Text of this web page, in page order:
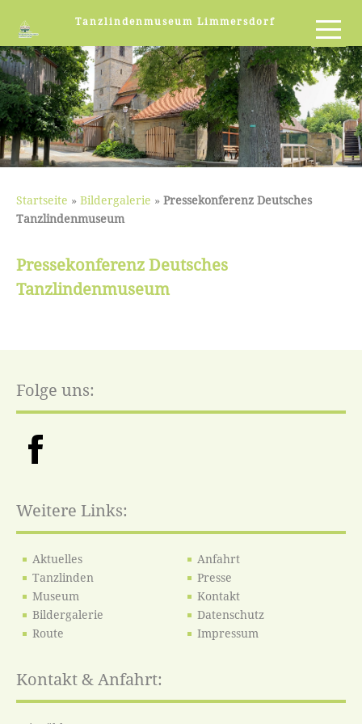
Tanzlindenmuseum Limmersdorf
Startseite » Bildergalerie » Pressekonferenz Deutsches
Tanzlindenmuseum
Pressekonferenz Deutsches
Tanzlindenmuseum
Folge uns:
Weitere Links:
Aktuelles
Tanzlinden
Museum
Bildergalerie
Route
Anfahrt
Presse
Kontakt
Datenschutz
Impressum
Kontakt & Anfahrt: